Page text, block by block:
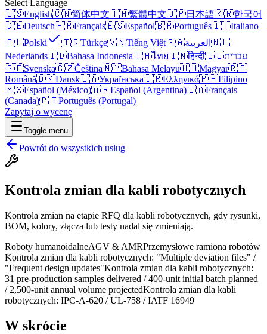
Select Language
🇺🇸English🇨🇳简体中文🇹🇼繁體中文🇯🇵日本語🇰🇷한국어
🇩🇪Deutsch🇫🇷Français🇪🇸Español🇧🇷Português🇮🇹Italiano
🇵🇱Polski 🇹🇷Türkçe🇻🇳Tiếng Việt🇸🇦العربية 🇳🇱
Nederlands🇮🇩Bahasa Indonesia🇹🇭ไทย🇮🇳हिन्दी🇮🇱עברית
🇸🇪Svenska🇨🇿Čeština🇲🇾Bahasa Melayu🇭🇺Magyar🇷🇴
Română🇩🇰Dansk🇺🇦Українська🇬🇷Ελληνικά🇵🇭Filipino
🇲🇽Español (México)🇦🇷Español (Argentina)🇨🇦Français
(Canada)🇵🇹Português (Portugal)
Zapytaj o wycenę
Toggle menu
Powrót do wszystkich usług
Kontrola zmian dla kabli robotycznych
Kontrola zmian na etapie RFQ dla kabli robotycznych, gdy rysunki,
BOM, kolory, złącza lub testy nadal się zmieniają.
Roboty humanoidalneAGV & AMRPrzemysłowe ramiona robotów
Kontrola zmian dla kabli robotycznych: "Multiple deviation files" /
"Frequent design updates"Kontrola zmian dla kabli robotycznych:
31 pre-production samples delivered / 400-unit initial batch planned
/ 2,500-unit annual volume projectedKontrola zmian dla kabli
robotycznych: IPC-A-620 / UL-758 / IATF 16949
W skrócie